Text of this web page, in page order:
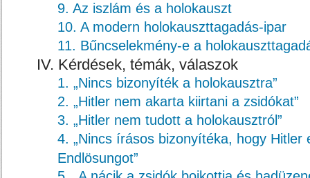
9. Az iszlám és a holokauszt
10. A modern holokauszttagadás-ipar
11. Bűncselekmény-e a
IV. Kérdések, témák, válaszok
1. „Nincs bizonyíték a holokausztra”
2. „Hitler nem akarta kiirtani a zsidókat”
3. „Hitler nem tudott a holokausztról”
4. „Nincs írásos bizonyítéka, hogy Hitler
Endlösungot”